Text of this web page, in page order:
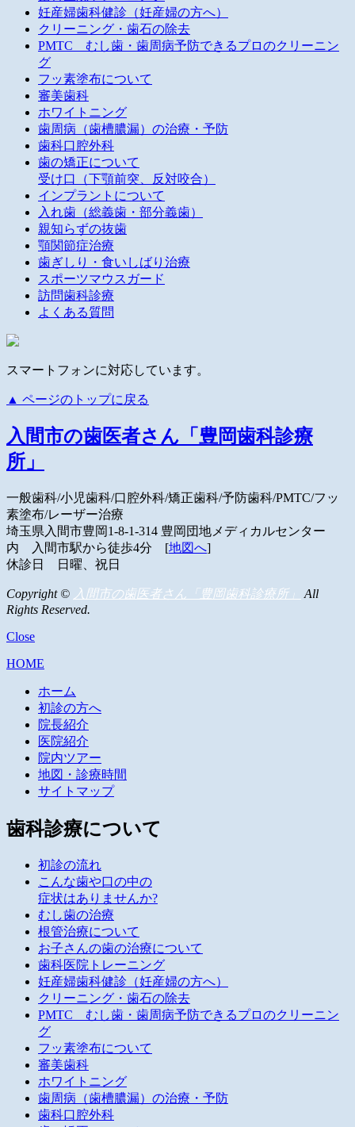
妊産婦歯科健診（妊産婦の方へ）
クリーニング・歯石の除去
PMTC むし歯・歯周病予防できるプロのクリーニン
グ
フッ素塗布について
審美歯科
ホワイトニング
歯周病（歯槽膿漏）の治療・予防
歯科口腔外科
歯の矯正について
受け口（下顎前突、反対咬合）
インプラントについて
入れ歯（総義歯・部分義歯）
親知らずの抜歯
顎関節症治療
歯ぎしり・食いしばり治療
スポーツマウスガード
訪問歯科診療
よくある質問
スマートフォンに対応しています。
▲ ページのトップに戻る
入間市の歯医者さん「豊岡歯科診療
所」
一般歯科/小児歯科/口腔外科/矯正歯科/予防歯科/PMTC/フッ
素塗布/レーザー治療
埼玉県入間市豊岡1-8-1-314 豊岡団地メディカルセンター
内 入間市駅から徒歩4分 [地図へ]
休診日 日曜、祝日
Copyright © 入間市の歯医者さん「豊岡歯科診療所」
All
Rights Reserved.
Close
HOME
ホーム
初診の方へ
院長紹介
医院紹介
院内ツアー
地図・診療時間
サイトマップ
歯科診療について
初診の流れ
こんな歯や口の中の
症状はありませんか?
むし歯の治療
根管治療について
お子さんの歯の治療について
歯科医院トレーニング
妊産婦歯科健診（妊産婦の方へ）
クリーニング・歯石の除去
PMTC むし歯・歯周病予防できるプロのクリーニン
グ
フッ素塗布について
審美歯科
ホワイトニング
歯周病（歯槽膿漏）の治療・予防
歯科口腔外科